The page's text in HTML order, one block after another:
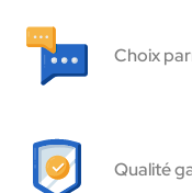
Choix
Qualité